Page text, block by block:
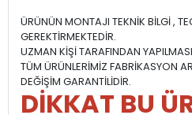
ÜRÜNÜN MONTAJI TEKNİK BİLGİ ,
GEREKTİRMEKTEDİR.
UZMAN KİŞİ TARAFINDAN
TÜM ÜRÜNLERİMİZ FABRİKASYON
DEĞİŞİM GARANTİLİDİR.
DİKKAT BU